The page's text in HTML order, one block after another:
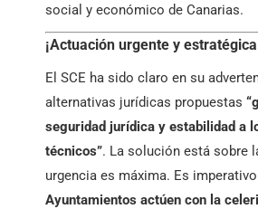
social y económico de Canarias.
¡Actuación urgente y
El SCE ha sido claro en su
alternativas jurídicas propuestas
seguridad jurídica y estabilidad a
técnicos”. La solución está sobre
urgencia es máxima. Es
Ayuntamientos actúen con la